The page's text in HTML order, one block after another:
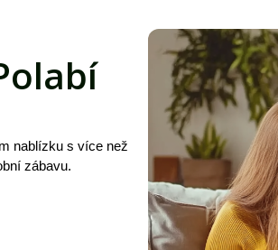
nablízku s více než
zábavu.